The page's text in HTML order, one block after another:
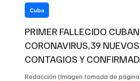
PRIMER FALLECIDO
CORONAVIRUS,39 NUEVOS
CONTAGIOS Y
PRIMEROS CASOS POR
Redacción (Imagen tomada de
Cuba